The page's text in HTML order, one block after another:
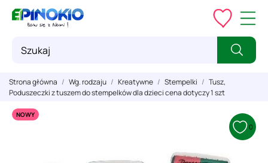
Strona główna Wg. rodzaju Kreatywne Stempelki
Tusz,
Poduszeczki z tuszem do stempelków dla dzieci cena dotyczy 1 szt
NOWY
0